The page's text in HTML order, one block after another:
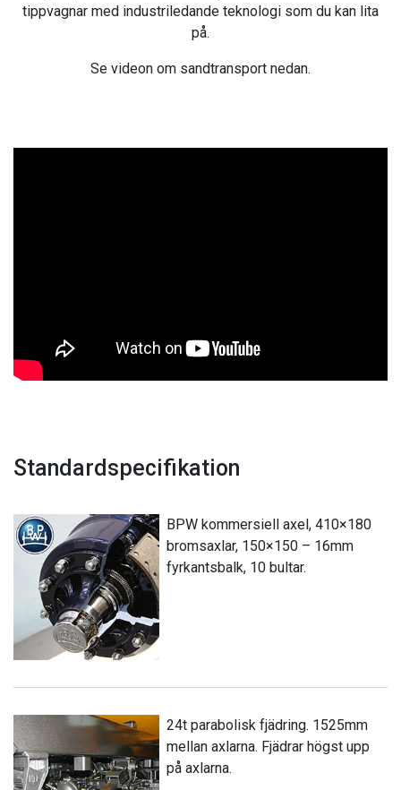
tippvagnar med industriledande teknologi som du kan lita
på.
Se videon om sandtransport nedan.
Standardspecifikation
BPW kommersiell axel, 410×180
bromsaxlar, 150×150 – 16mm
fyrkantsbalk, 10 bultar.
24t parabolisk fjädring. 1525mm
mellan axlarna. Fjädrar högst upp
på axlarna.